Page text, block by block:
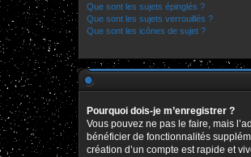
Que sont les sujets épinglés ?
Que sont les sujets verrouillés ?
Que sont les icônes de sujet ?
Pourquoi dois-je m’enregistrer ?
Vous pouvez ne pas le faire, mais
bénéficier de fonctionnalités
création d’un compte est rapide et